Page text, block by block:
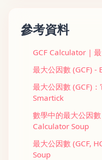
參考資料
GCF Calculator |
最大公因數 (GCF) -
最大公因數 (GCF)
Smartick
數學中的最大公因
Calculator Soup
最大公因數 (GCF,
Soup